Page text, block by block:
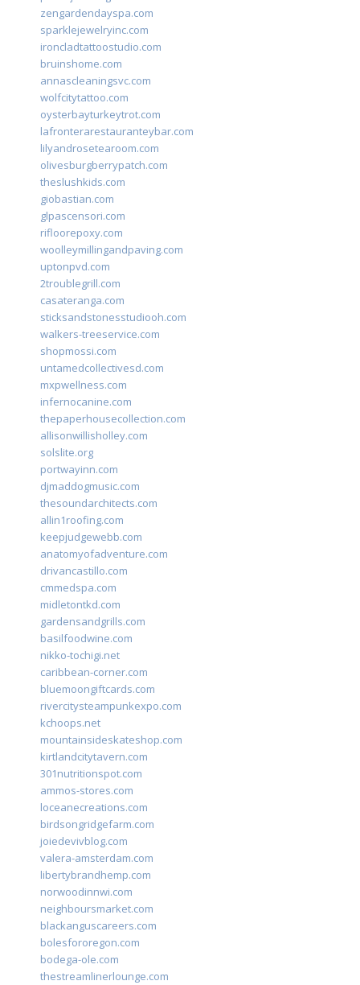
zengardendayspa.com
sparklejewelryinc.com
ironcladtattoostudio.com
bruinshome.com
annascleaningsvc.com
wolfcitytattoo.com
oysterbayturkeytrot.com
lafronterarestauranteybar.com
lilyandrosetearoom.com
olivesburgberrypatch.com
theslushkids.com
giobastian.com
glpascensori.com
rifloorepoxy.com
woolleymillingandpaving.com
uptonpvd.com
2troublegrill.com
casateranga.com
sticksandstonesstudiooh.com
walkers-treeservice.com
shopmossi.com
untamedcollectivesd.com
mxpwellness.com
infernocanine.com
thepaperhousecollection.com
allisonwillisholley.com
solslite.org
portwayinn.com
djmaddogmusic.com
thesoundarchitects.com
allin1roofing.com
keepjudgewebb.com
anatomyofadventure.com
drivancastillo.com
cmmedspa.com
midletontkd.com
gardensandgrills.com
basilfoodwine.com
nikko-tochigi.net
caribbean-corner.com
bluemoongiftcards.com
rivercitysteampunkexpo.com
kchoops.net
mountainsideskateshop.com
kirtlandcitytavern.com
301nutritionspot.com
ammos-stores.com
loceanecreations.com
birdsongridgefarm.com
joiedevivblog.com
valera-amsterdam.com
libertybrandhemp.com
norwoodinnwi.com
neighboursmarket.com
blackanguscareers.com
bolesfororegon.com
bodega-ole.com
thestreamlinerlounge.com